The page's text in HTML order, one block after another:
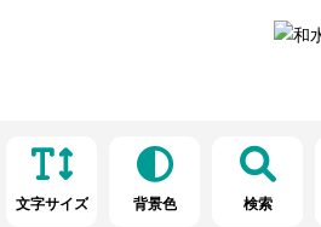
文字サイズ 背景色 検索